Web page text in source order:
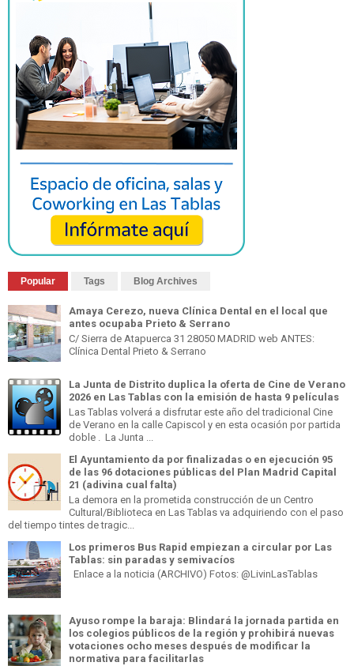
Popular Tags Blog Archives
Amaya Cerezo, nueva Clínica Dental en el local que
antes ocupaba Prieto & Serrano
C/ Sierra de Atapuerca 31 28050 MADRID web ANTES:
Clínica Dental Prieto & Serrano
La Junta de Distrito duplica la oferta de Cine de Verano
2026 en Las Tablas con la emisión de hasta 9 películas
Las Tablas volverá a disfrutar este año del tradicional Cine
de Verano en la calle Capiscol y en esta ocasión por partida
doble . La Junta ...
El Ayuntamiento da por finalizadas o en ejecución 95
de las 96 dotaciones públicas del Plan Madrid Capital
21 (adivina cual falta)
La demora en la prometida construcción de un Centro
Cultural/Biblioteca en Las Tablas va adquiriendo con el paso
del tiempo tintes de tragic...
Los primeros Bus Rapid empiezan a circular por Las
Tablas: sin paradas y semivacíos
Enlace a la noticia (ARCHIVO) Fotos: @LivinLasTablas
Ayuso rompe la baraja: Blindará la jornada partida en
los colegios públicos de la región y prohibirá nuevas
votaciones ocho meses después de modificar la
normativa para facilitarlas